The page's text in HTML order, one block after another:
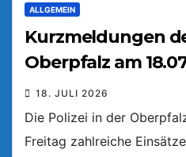
ALLGEMEIN
Kurzmeldungen
Oberpfalz am
18. JULI 2026
Die Polizei in der
Freitag zahlreiche